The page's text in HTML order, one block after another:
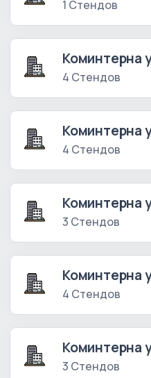
1 Стендов
Коминтерна
4 Стендов
Коминтерна
4 Стендов
Коминтерна
3 Стендов
Коминтерна
4 Стендов
Коминтерна
3 Стендов